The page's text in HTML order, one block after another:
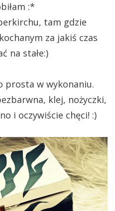
:*
tam gdzie
za jakiś czas
na stałe:)
prosta w wykonaniu.
klej, nożyczki,
i oczywiście chęci! :)